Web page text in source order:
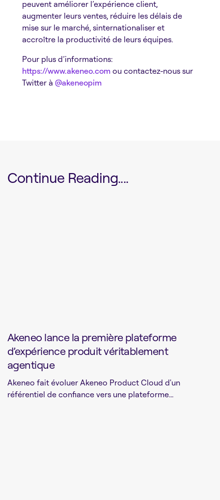
peuvent améliorer l’expérience client,
augmenter leurs ventes, réduire les délais de
mise sur le marché, sinternationaliser et
accroître la productivité de leurs équipes.
Pour plus d’informations:
https://www.akeneo.com ou contactez-nous sur
Twitter à @akeneopim
Continue Reading....
Akeneo lance la première plateforme
d’expérience produit véritablement
agentique
Akeneo fait évoluer Akeneo Product Cloud d'un
référentiel de confiance vers une plateforme...